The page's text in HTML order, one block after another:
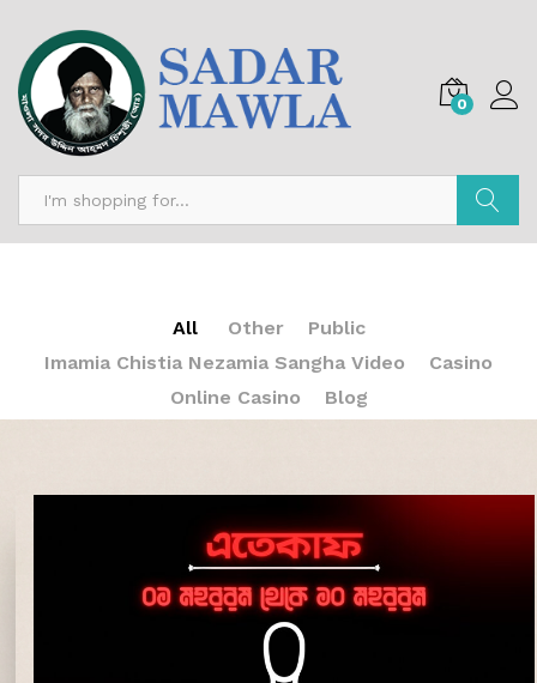
0
All Other
Public
Imamia Chistia Nezamia Sangha Video
Casino
Online Casino
Blog